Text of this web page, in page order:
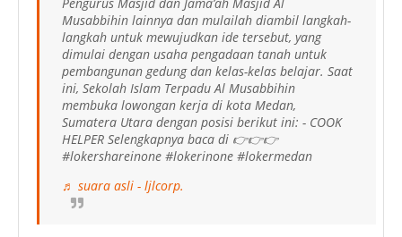
Musabbihin lainnya dan mulailah diambil langkah-
langkah untuk mewujudkan ide tersebut, yang
dimulai dengan usaha pengadaan tanah untuk
pembangunan gedung dan kelas-kelas belajar. Saat
ini, Sekolah Islam Terpadu Al Musabbihin
membuka lowongan kerja di kota Medan,
Sumatera Utara dengan posisi berikut ini: - COOK
HELPER Selengkapnya baca di 👉👉👉
#lokershareinone #lokerinone #lokermedan
♬ suara asli - ljlcorp.